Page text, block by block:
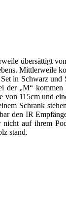
übersättigt
Mittlerweile
in Schwarz und
der „M“
von 115cm und
Schrank
den IR
auf ihrem
stand.